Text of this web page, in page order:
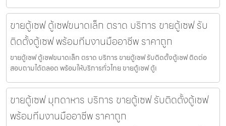
ขายตู้เซฟ ตู้เซฟขนาดเล็ก ตราด บริการ ขายตู้เซฟ รับ
ติดตั้งตู้เซฟ พร้อมทีมงานมืออาชีพ ราคาถูก
ขายตู้เซฟ ตู้เซฟขนาดเล็ก ตราด บริการ ขายตู้เซฟ รับติดตั้งตู้เซฟ ติดต่อ
สอบถามได้ตลอด พร้อมให้บริการทั่วไทย ขายตู้เซฟ ตู้เ
ขายตู้เซฟ มุกดาหาร บริการ ขายตู้เซฟ รับติดตั้งตู้เซฟ
พร้อมทีมงานมืออาชีพ ราคาถูก